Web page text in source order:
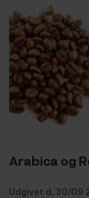
Arabica og
Udgivet d. 30/09